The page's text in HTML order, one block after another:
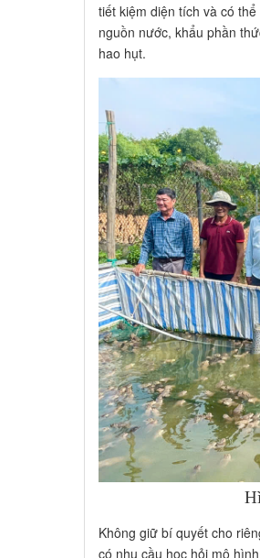
tiết kiệm diện tích và có
nguồn nước, khẩu phần
hao hụt.
Không giữ bí quyết cho
có nhu cầu học hỏi mô